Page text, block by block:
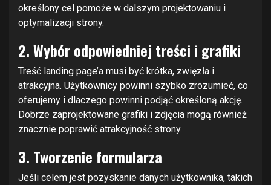
określony cel pomoże w dalszym projektowaniu i
optymalizacji strony.
2. Wybór odpowiedniej treści i grafiki
Treść landing page’a musi być krótka, zwięzła i
atrakcyjna. Użytkownicy powinni szybko zrozumieć, co
oferujemy i dlaczego powinni podjąć określoną akcję.
Dobrze zaprojektowane grafiki i zdjęcia mogą również
znacznie poprawić atrakcyjność strony.
3. Tworzenie formularza
Jeśli celem jest pozyskanie danych użytkownika, takich